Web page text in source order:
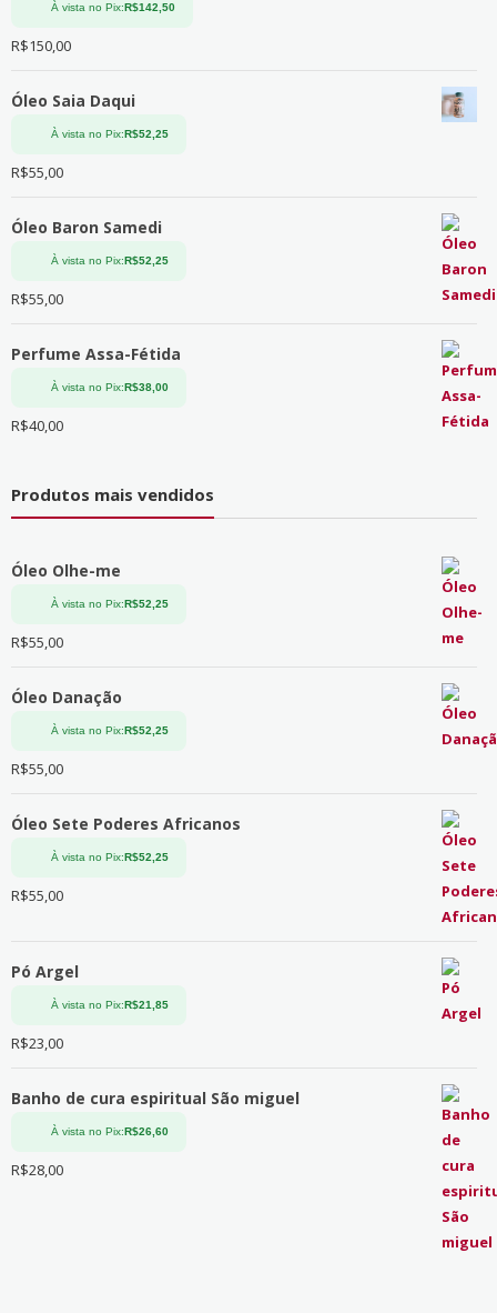
À vista no Pix:R$142,50
R$150,00
Óleo Saia Daqui
À vista no Pix:R$52,25
R$55,00
Óleo Baron Samedi
À vista no Pix:R$52,25
R$55,00
Perfume Assa-Fétida
À vista no Pix:R$38,00
R$40,00
Produtos mais vendidos
Óleo Olhe-me
À vista no Pix:R$52,25
R$55,00
Óleo Danação
À vista no Pix:R$52,25
R$55,00
Óleo Sete Poderes Africanos
À vista no Pix:R$52,25
R$55,00
Pó Argel
À vista no Pix:R$21,85
R$23,00
Banho de cura espiritual São miguel
À vista no Pix:R$26,60
R$28,00